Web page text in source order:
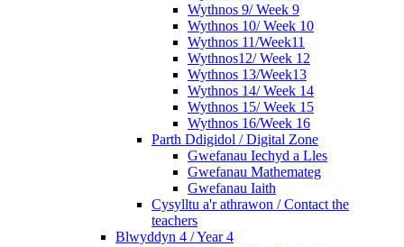
Wythnos 9/ Week 9
Wythnos 10/ Week 10
Wythnos 11/Week11
Wythnos12/ Week 12
Wythnos 13/Week13
Wythnos 14/ Week 14
Wythnos 15/ Week 15
Wythnos 16/Week 16
Parth Ddigidol / Digital Zone
Gwefanau Iechyd a Lles
Gwefanau Mathemateg
Gwefanau Iaith
Cysylltu a'r athrawon / Contact the
teachers
Blwyddyn 4 / Year 4